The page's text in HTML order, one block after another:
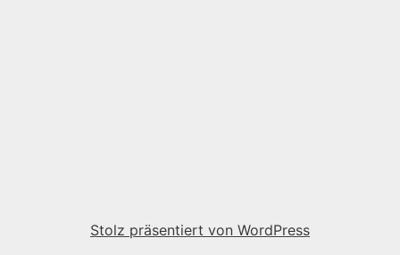
Stolz präsentiert von WordPress